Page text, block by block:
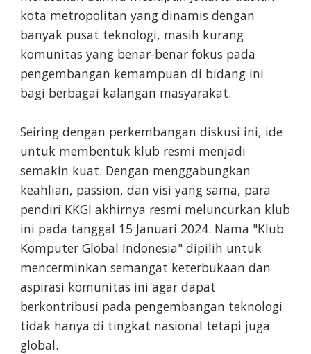
kota metropolitan yang dinamis dengan
banyak pusat teknologi, masih kurang
komunitas yang benar-benar fokus pada
pengembangan kemampuan di bidang ini
bagi berbagai kalangan masyarakat.
Seiring dengan perkembangan diskusi ini, ide
untuk membentuk klub resmi menjadi
semakin kuat. Dengan menggabungkan
keahlian, passion, dan visi yang sama, para
pendiri KKGI akhirnya resmi meluncurkan klub
ini pada tanggal 15 Januari 2024. Nama "Klub
Komputer Global Indonesia" dipilih untuk
mencerminkan semangat keterbukaan dan
aspirasi komunitas ini agar dapat
berkontribusi pada pengembangan teknologi
tidak hanya di tingkat nasional tetapi juga
global.